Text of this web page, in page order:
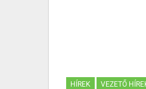
HÍREK VEZETŐ